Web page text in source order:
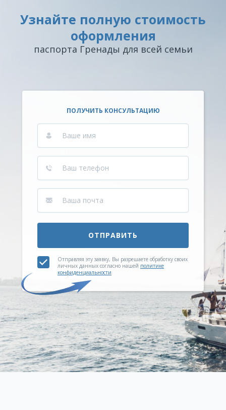
Узнайте полную стоимость
оформления
паспорта Гренады для всей семьи
ПОЛУЧИТЬ КОНСУЛЬТАЦИЮ
ОТПРАВИТЬ
Отправляя эту заявку, Вы разрешаете обработку своих
личных данных согласно нашей политике
конфиденциальности